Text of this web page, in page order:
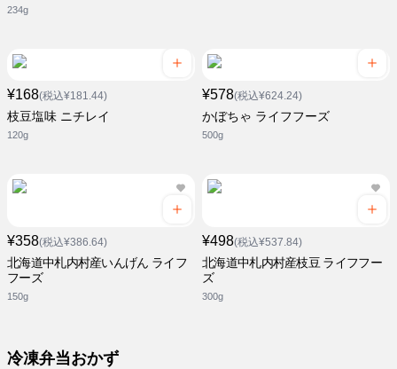
234g
¥168(税込¥181.44)
枝豆塩味 ニチレイ
120g
¥578(税込¥624.24)
かぼちゃ ライフフーズ
500g
¥358(税込¥386.64)
北海道中札内村産いんげん ライフ
フーズ
150g
¥498(税込¥537.84)
北海道中札内村産枝豆 ライフフー
ズ
300g
冷凍弁当おかず